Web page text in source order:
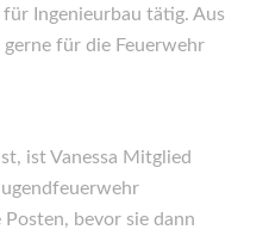
Ingenieurbau tätig. Aus
für die Feuerwehr
ist Vanessa Mitglied
bevor sie dann